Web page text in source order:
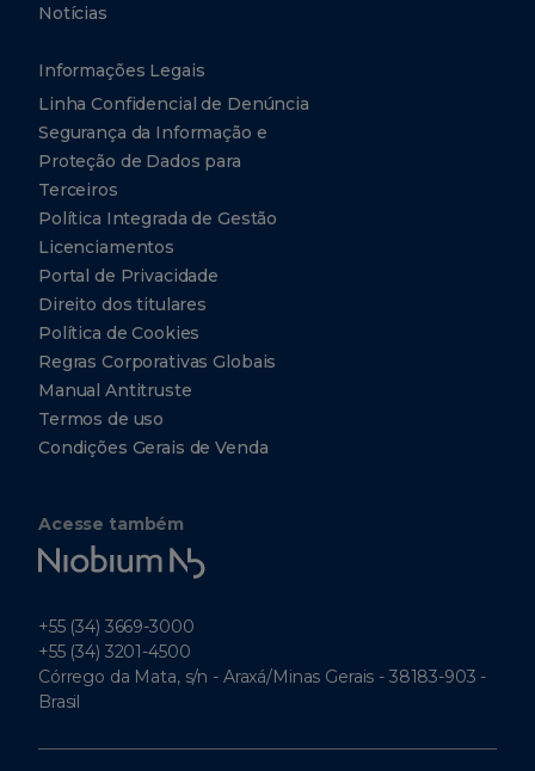
Notícias
Informações Legais
Linha Confidencial de Denúncia
Segurança da Informação e
Proteção de Dados para
Terceiros
Política Integrada de Gestão
Licenciamentos
Portal de Privacidade
Direito dos titulares
Política de Cookies
Regras Corporativas Globais
Manual Antitruste
Termos de uso
Condições Gerais de Venda
Acesse também
Niobium
Tech
+55 (34) 3669-3000
+55 (34) 3201-4500
Córrego da Mata, s/n - Araxá/Minas Gerais - 38183-903 -
Brasil